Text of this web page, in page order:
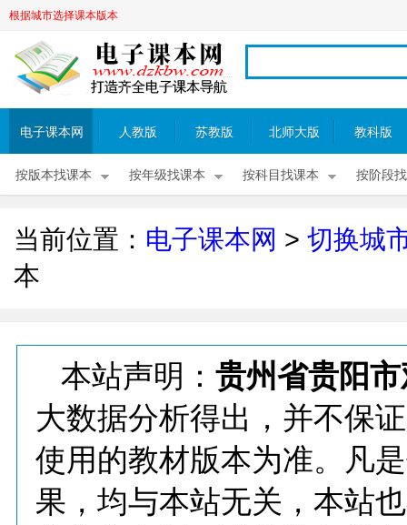
根据城市选择课本版本
电子课本网 人教版 苏教版 北师大版 教科版
按版本找课本 按年级找课本 按科目找课本 按阶段
当前位置： 电子课本网 > 切换城
本
本站声明： 贵州省贵阳
大数据分析得出，并不保
使用的教材版本为准。凡
果，均与本站无关，本站